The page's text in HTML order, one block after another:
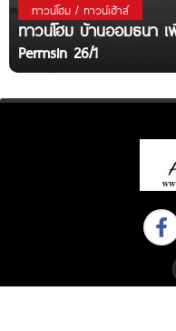
ทาวน์โฮม / ทาวน์เฮ้าส์
ทาวน์โฮม บ้านออมธนา เ
Permsin 26/1